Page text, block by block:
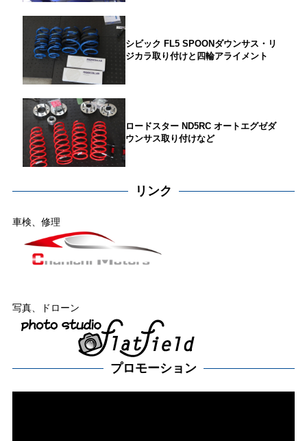
シビック FL5 SPOONダウンサス・リ
ジカラ取り付けと四輪アライメント
ロードスター ND5RC オートエグゼダ
ウンサス取り付けなど
リンク
車検、修理
写真、ドローン
プロモーション